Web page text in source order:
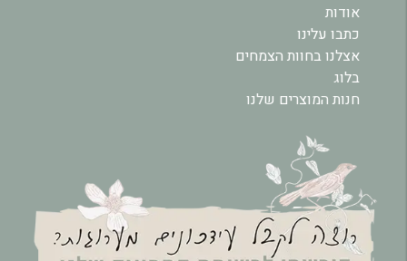
אודות
כתבו עלינו
אצלנו בחוות הצמחים
בלוג
חנות המוצרים שלנו